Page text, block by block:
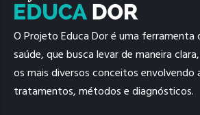
O Projeto Educa Dor é uma ferramenta
saúde, que busca levar de maneira
os mais diversos conceitos envolvendo
tratamentos, métodos e diagnósticos.